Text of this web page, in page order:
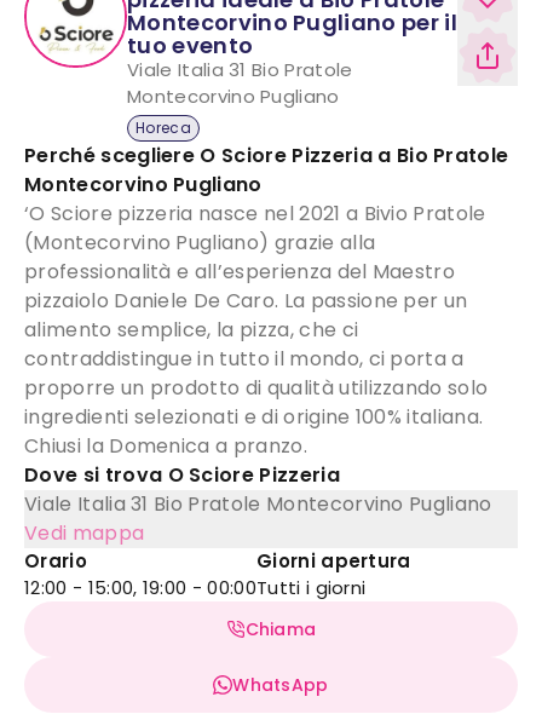
Montecorvino Pugliano per il
tuo evento
Viale Italia 31 Bio Pratole
Montecorvino Pugliano
Horeca
Perché scegliere O Sciore Pizzeriaa Bio Pratole
Montecorvino Pugliano
‘O Sciore pizzeria nasce nel 2021 a Bivio Pratole
(Montecorvino Pugliano) grazie alla
professionalità e all’esperienza del Maestro
pizzaiolo Daniele De Caro. La passione per un
alimento semplice, la pizza, che ci
contraddistingue in tutto il mondo, ci porta a
proporre un prodotto di qualità utilizzando solo
ingredienti selezionati e di origine 100% italiana.
Chiusi la Domenica a pranzo.
Dove si trova O Sciore Pizzeria
Viale Italia 31 Bio Pratole Montecorvino Pugliano
Vedi mappa
Orario
12:00 - 15:00, 19:00 - 00:00
Giorni apertura
Tutti i giorni
Chiama
WhatsApp